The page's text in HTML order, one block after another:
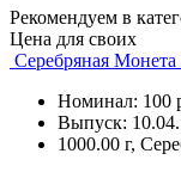
Рекомендуем в
Цена для своих
Серебряная
Номинал: 100
Выпуск:
1000.00 г,